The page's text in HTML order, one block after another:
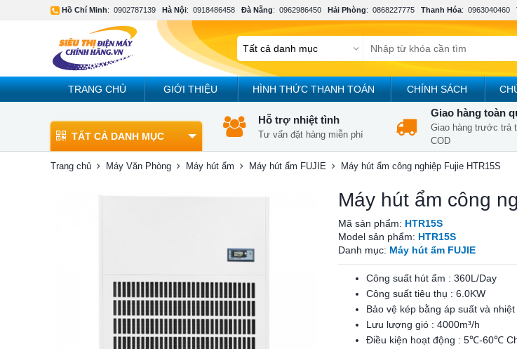
Hồ Chí Minh: 0902787139 Hà Nội: 0918486458 Đà Nẵng: 0962986450 Hải Phòng: 0868227775 Thanh Hóa: 0963040460
TRANG CHỦ GIỚI THIỆU HÌNH THỨC THANH TOÁN CHÍNH SÁCH
TẤT CẢ DANH MỤC
Hỗ trợ nhiệt tình
Tư vấn đặt hàng miễn phí
Giao hàng toàn
Giao hàng trước trả
COD
Trang chủ Máy Văn Phòng Máy hút ẩm Máy hút ẩm FUJIE Máy hút ẩm công nghiệp Fujie HTR15S
Máy hút ẩm công
Mã sản phẩm: HTR15S
Model sản phẩm: HTR15S
Danh mục: Máy hút ẩm FUJIE
Công suất hút ẩm : 360L/Day
Công suất tiêu thụ : 6.0KW
Bảo vệ kép bằng áp suất và nhiệt
Lưu lượng gió : 4000m³/h
Điều kiện hoạt động : 5℃-60℃